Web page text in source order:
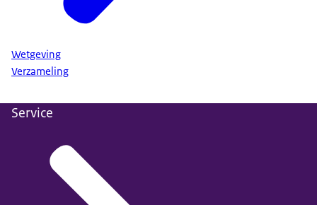
Wetgeving
Verzameling
Service